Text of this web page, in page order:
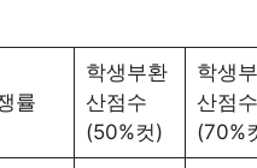
률
학생부환
산점수
(50%컷)
학생
산점수
(70%